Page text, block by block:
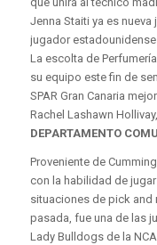
Jenna Staiti ya es
jugador
La escolta de
su equipo este fin de
SPAR Gran Canaria
Rachel Lashawn
DEPARTAMENTO
Proveniente de
con la habilidad de
situaciones de pick and
pasada, fue una de las
Lady Bulldogs de la